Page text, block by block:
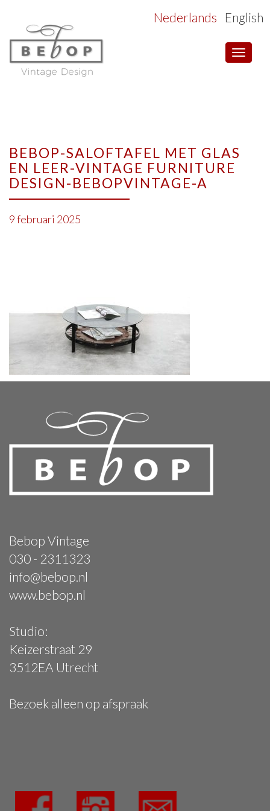
Toggle
Nederlands English
BEBOP-SALOFTAFEL MET GLAS
EN LEER-VINTAGE FURNITURE
DESIGN-BEBOPVINTAGE-A
9 februari 2025
Bebop Vintage
030 - 2311323
info@bebop.nl
www.bebop.nl
Studio:
Keizerstraat 29
3512EA Utrecht
Bezoek alleen op afspraak